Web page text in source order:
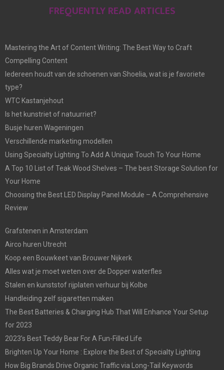
FREQUENTLY READ ARTICLES
Mastering the Art of Content Writing: The Best Way to Craft
Compelling Content
Iedereen houdt van de schoenen van Shoelia, wat is je favoriete
type?
WTC Kastanjehout
Is het kunstriet of natuurriet?
Busje huren Wageningen
Verschillende marketing modellen
Using Specialty Lighting To Add A Unique Touch To Your Home
A Top 10 List of Teak Wood Shelves – The best Storage Solution for
Your Home
Choosing the Best LED Display Panel Module – A Comprehensive
Review
Grafstenen in Amsterdam
Airco huren Utrecht
Koop een Bouwkeet van Brouwer Nijkerk
Alles wat je moet weten over de Dopper waterfles
Stalen en kunststof rijplaten verhuur bij Kolbe
Handleiding zelf sigaretten maken
The Best Batteries & Charging Hub That Will Enhance Your Setup
for 2023
2023’s Best Teddy Bear For A Fun-Filled Life
Brighten Up Your Home : Explore the Best of Specialty Lighting
How Big Brands Drive Organic Traffic via Long-Tail Keywords